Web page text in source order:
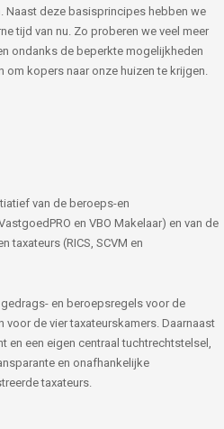
Naast deze basisprincipes hebben we
tijd van nu. Zo proberen we veel meer
ondanks de beperkte mogelijkheden
om kopers naar onze huizen te krijgen.
van de beroeps-en
en VBO Makelaar) en van de
taxateurs (RICS, SCVM en
en beroepsregels voor de
de vier taxateurskamers. Daarnaast
en een eigen centraal tuchtrechtstelsel,
en onafhankelijke
taxateurs.